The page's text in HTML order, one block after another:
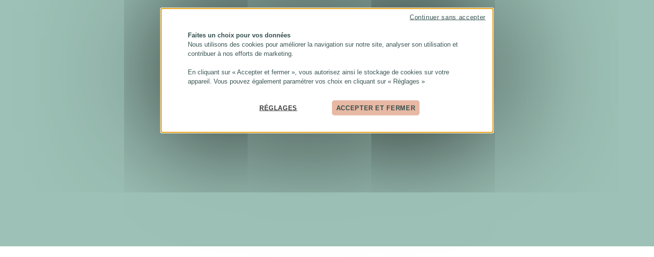
Faites un choix pour vos données
Nous utilisons des cookies pour améliorer la navigation sur notre site, analyser son utilisation et
contribuer à nos efforts de marketing.
En cliquant sur « Accepter et fermer », vous autorisez ainsi le stockage de cookies sur votre
appareil. Vous pouvez également paramétrer vos choix en cliquant sur « Réglages »
RÉGLAGES ACCEPTER ET FERMER
Continuer sans accepter